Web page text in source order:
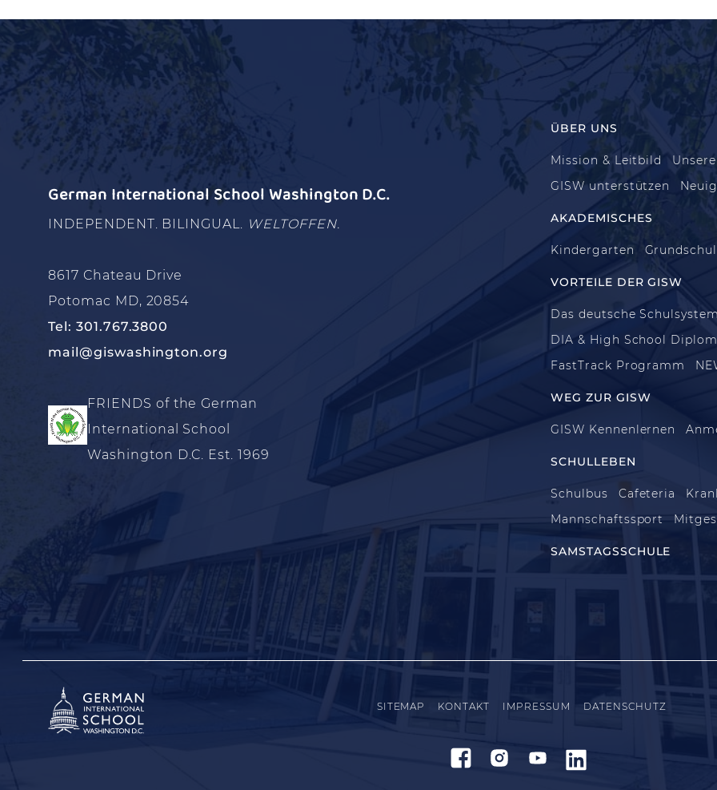
German International School Washington D.C.
INDEPENDENT. BILINGUAL. WELTOFFEN.
8617 Chateau Drive
Potomac MD, 20854
Tel: 301.767.3800
mail@giswashington.org
FRIENDS of the German
International School
Washington D.C. Est. 1969
ÜBER UNS
Mission & Leitbild
GISW unterstützen
AKADEMISCHES
Kindergarten
VORTEILE DER GISW
Das deutsche
DIA & High School
FastTrack Programm
WEG ZUR GISW
GISW Kennenlernen
SCHULLEBEN
Schulbus Cafeteria
Mannschaftssport
SAMSTAGSSCHULE
SITEMAP KONTAKT IMPRESSUM DATENSCHUTZ